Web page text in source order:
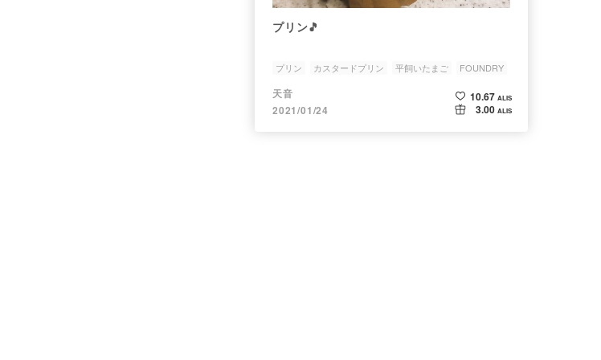
プリン🎵
プリン カスタードプリン 平飼いたまご
FOUNDRY
スイーツ
天音
2021/01/24
10.67 ALIS
3.00 ALIS